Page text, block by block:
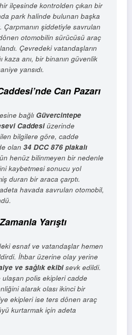
ilçesinde kontrolden çıkan bir
park halinde bulunan başka
Çarpmanın şiddetiyle savrulan
otomobilin sürücüsü araç
Çevredeki vatandaşların
kaza anı, bir binanın güvenlik
yansıdı.
Can Pazarı
bağlı Güvercintepe
Caddesiüzerinde
bilgilere göre, cadde
olan 34 DCC 876 plakalı
henüz bilinmeyen bir nedenle
kaybetmesi sonucu yol
duran bir araca çarptı.
havada savrulan otomobil,
Yarıştı
esnaf ve vatandaşlar hemen
İhbar üzerine olay yerine
ve sağlık ekibisevk edildi.
ulaşan polis ekipleri cadde
alarak olası ikinci bir
ekipleri ise ters dönen araç
kurtarmak için adeta